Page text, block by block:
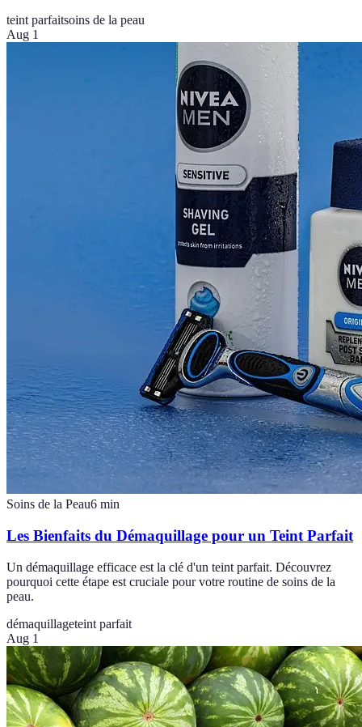
teint parfaitsoins de la peau
Aug 1
Soins de la Peau6 min
Les Bienfaits du Démaquillage pour un Teint Parfait
Un démaquillage efficace est la clé d'un teint parfait. Découvrez
pourquoi cette étape est cruciale pour votre routine de soins de la
peau.
démaquillageteint parfait
Aug 1